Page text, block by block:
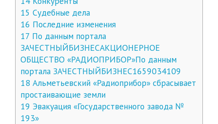
15 Судебные дела
16 Последние изменения
17 По данным портала
ЗАЧЕСТНЫЙБИЗНЕСАКЦИОНЕРНОЕ
ОБЩЕСТВО «РАДИОПРИБОР»По данным
портала ЗАЧЕСТНЫЙБИЗНЕС1659034109
18 Альметьевский «Радиоприбор» сбрасывает
простаивающие земли
19 Эвакуация «Государственного завода №
193»